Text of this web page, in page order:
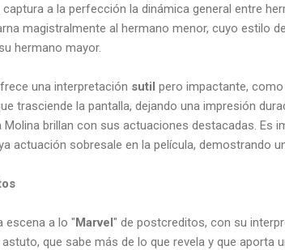
a la perfección la dinámica general entre
magistralmente al hermano menor, cuyo estilo
hermano mayor.
una interpretación sutil pero impactante,
trasciende la pantalla, dejando una impresión
brillan con sus actuaciones destacadas. Es
actuación sobresale en la película, demostrando
escena a lo "Marvel" de postcreditos, con su
que sabe más de lo que revela y que aporta